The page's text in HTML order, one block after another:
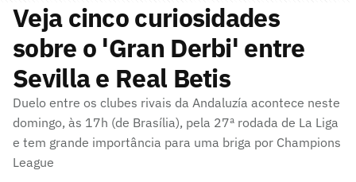
Veja cinco curiosidades
sobre o 'Gran Derbi' entre
Sevilla e Real Betis
Duelo entre os clubes rivais da Andaluzía acontece neste
domingo, às 17h (de Brasília), pela 27ª rodada de La Liga
e tem grande importância para uma briga por Champions
League